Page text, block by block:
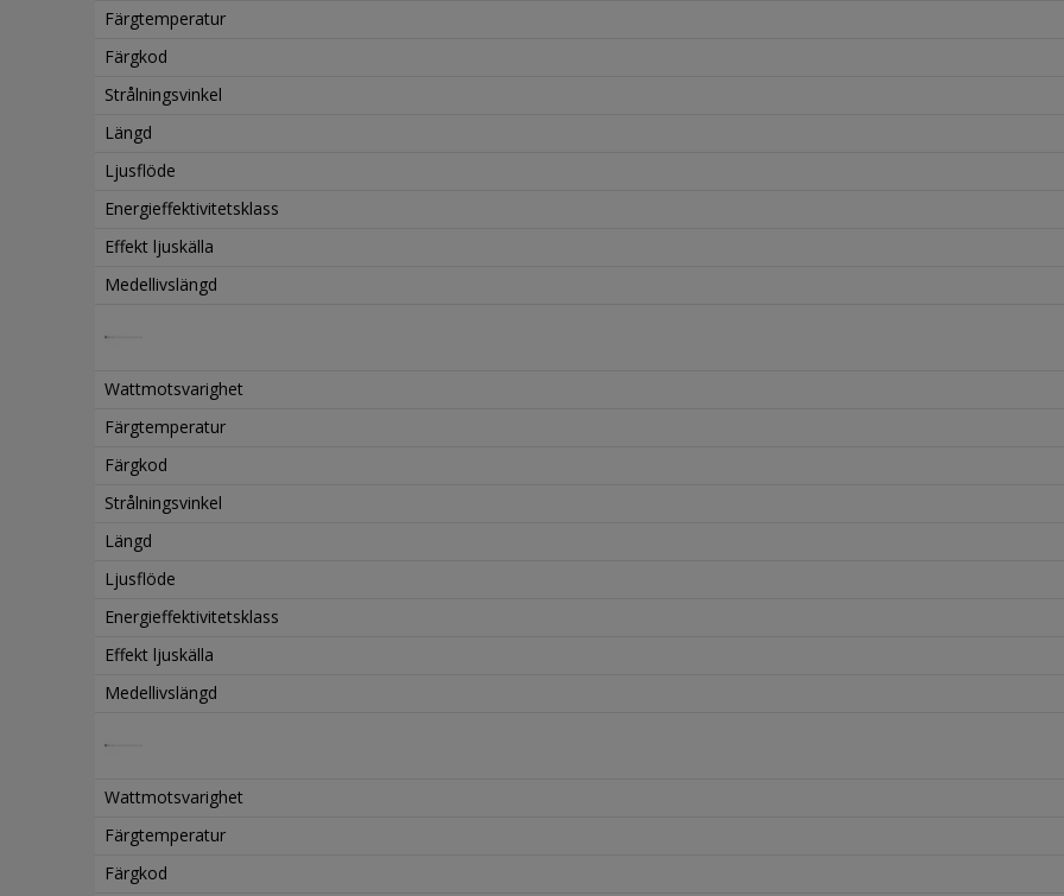
Färgtemperatur
Färgkod
Strålningsvinkel
Längd
Ljusflöde
Energieffektivitetsklass
Effekt ljuskälla
Medellivslängd
Wattmotsvarighet
Färgtemperatur
Färgkod
Strålningsvinkel
Längd
Ljusflöde
Energieffektivitetsklass
Effekt ljuskälla
Medellivslängd
Wattmotsvarighet
Färgtemperatur
Färgkod